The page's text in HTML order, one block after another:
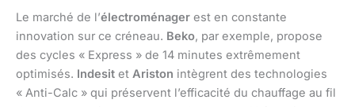
Le marché de l’électroménager est en constante
innovation sur ce créneau. Beko, par exemple, propose
des cycles « Express » de 14 minutes extrêmement
optimisés. Indesit et Ariston intègrent des technologies
« Anti-Calc » qui préservent l’efficacité du chauffage au fil